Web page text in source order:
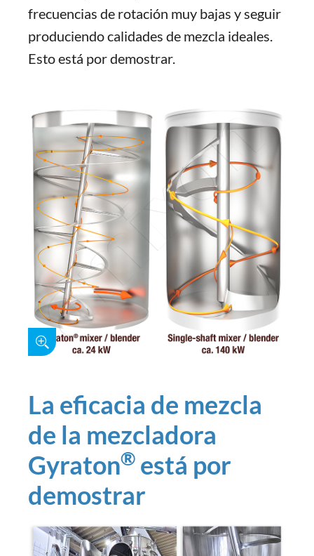
frecuencias de rotación muy bajas y seguir
produciendo calidades de mezcla ideales.
Esto está por demostrar.
La eficacia de mezcla
de la mezcladora
Gyraton® está por
demostrar